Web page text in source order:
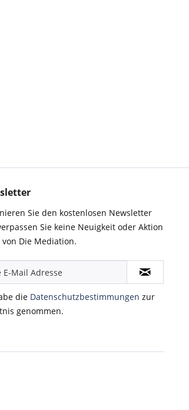
Sie den kostenlosen Newsletter
Sie keine Neuigkeit oder Aktion
Die Mediation.
die Datenschutzbestimmungen zur
genommen.